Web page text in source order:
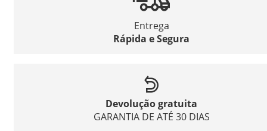
Entrega
Rápida e Segura
Devolução gratuita
GARANTIA DE ATÉ 30 DIAS